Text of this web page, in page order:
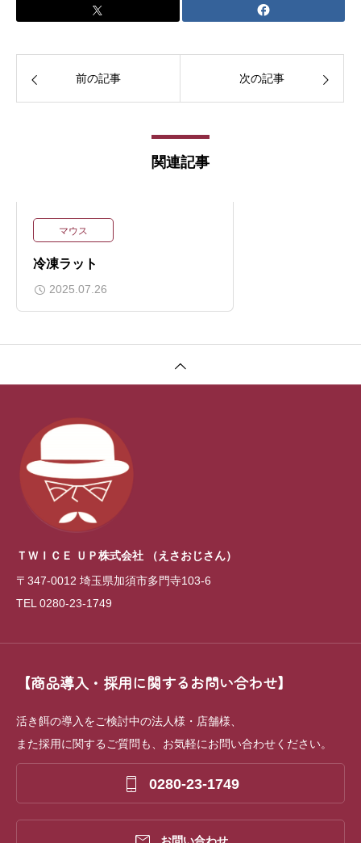
前の記事 次の記事
関連記事
マウス
冷凍ラット
2025.07.26
ＴＷＩＣＥ ＵＰ株式会社
（えさおじさん）
〒347-0012 埼玉県加須市多門寺103-6
TEL 0280-23-1749
【商品導入・採用に関するお問い合わせ】
活き餌の導入をご検討中の法人様・店舗様、
また採用に関するご質問も、お気軽にお問い合わせください。
 0280-23-1749